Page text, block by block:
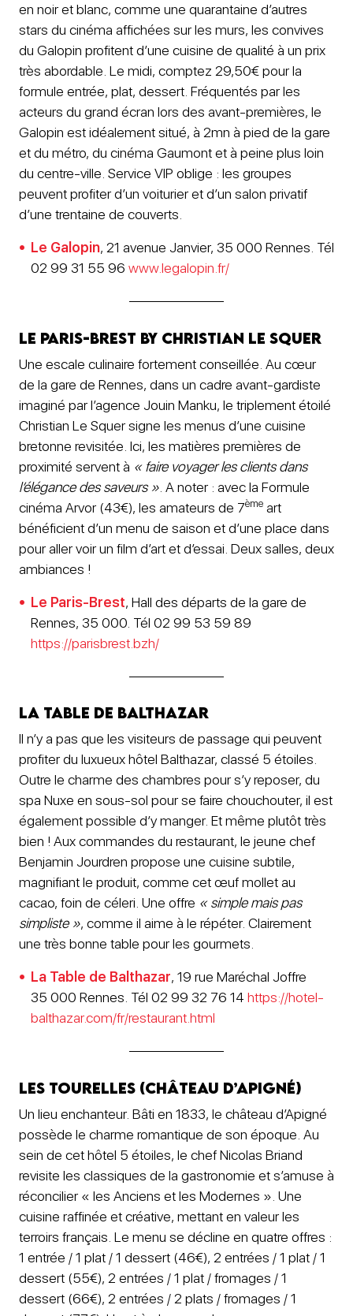
en noir et blanc, comme une quarantaine d’autres
stars du cinéma affichées sur les murs, les convives
du Galopin profitent d’une cuisine de qualité à un prix
très abordable. Le midi, comptez 29,50€ pour la
formule entrée, plat, dessert. Fréquentés par les
acteurs du grand écran lors des avant-premières, le
Galopin est idéalement situé, à 2mn à pied de la gare
et du métro, du cinéma Gaumont et à peine plus loin
du centre-ville. Service VIP oblige : les groupes
peuvent profiter d’un voiturier et d’un salon privatif
d’une trentaine de couverts.
Le Galopin, 21 avenue Janvier, 35 000 Rennes. Tél
02 99 31 55 96 www.legalopin.fr/
Le Paris-Brest by Christian Le Squer
Une escale culinaire fortement conseillée. Au cœur
de la gare de Rennes, dans un cadre avant-gardiste
imaginé par l’agence Jouin Manku, le triplement étoilé
Christian Le Squer signe les menus d’une cuisine
bretonne revisitée. Ici, les matières premières de
proximité servent à « faire voyager les clients dans
l’élégance des saveurs » . A noter : avec la Formule
cinéma Arvor (43€), les amateurs de 7ème art
bénéficient d’un menu de saison et d’une place dans
pour aller voir un film d’art et d’essai. Deux salles, deux
ambiances !
Le Paris-Brest, Hall des départs de la gare de
Rennes, 35 000. Tél 02 99 53 59 89
https://parisbrest.bzh/
La Table de Balthazar
Il n’y a pas que les visiteurs de passage qui peuvent
profiter du luxueux hôtel Balthazar, classé 5 étoiles.
Outre le charme des chambres pour s’y reposer, du
spa Nuxe en sous-sol pour se faire chouchouter, il est
également possible d’y manger. Et même plutôt très
bien ! Aux commandes du restaurant, le jeune chef
Benjamin Jourdren propose une cuisine subtile,
magnifiant le produit, comme cet œuf mollet au
cacao, foin de céleri. Une offre « simple mais pas
simpliste », comme il aime à le répéter. Clairement
une très bonne table pour les gourmets.
La Table de Balthazar, 19 rue Maréchal Joffre
35 000 Rennes. Tél 02 99 32 76 14 https://hotel-
balthazar.com/fr/restaurant.html
Les Tourelles (château d’Apigné)
Un lieu enchanteur. Bâti en 1833, le château d’Apigné
possède le charme romantique de son époque. Au
sein de cet hôtel 5 étoiles, le chef Nicolas Briand
revisite les classiques de la gastronomie et s’amuse à
réconcilier « les Anciens et les Modernes ». Une
cuisine raffinée et créative, mettant en valeur les
terroirs français. Le menu se décline en quatre offres :
1 entrée / 1 plat / 1 dessert (46€), 2 entrées / 1 plat / 1
dessert (55€), 2 entrées / 1 plat / fromages / 1
dessert (66€), 2 entrées / 2 plats / fromages / 1